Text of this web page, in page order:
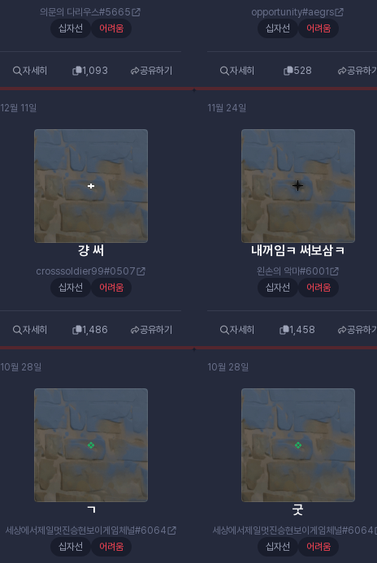
의문의 다리우스#5665
십자선
어려움
자세히 1,093 공유하기
opportunity#aegrs
십자선
어려움
자세히 528 공유하기
12월 11일
걍 써
crosssoldier99#0507
십자선
어려움
자세히 1,486 공유하기
11월 24일
내꺼임ㅋ 써보삼ㅋ
왼손의 악마#6001
십자선
어려움
자세히 1,458 공유하기
10월 28일
ㄱ
세상에서제일멋진승현보이게임체널#6064
십자선
어려움
10월 28일
굿
세상에서제일멋진승현보이게임체널#6064
십자선
어려움